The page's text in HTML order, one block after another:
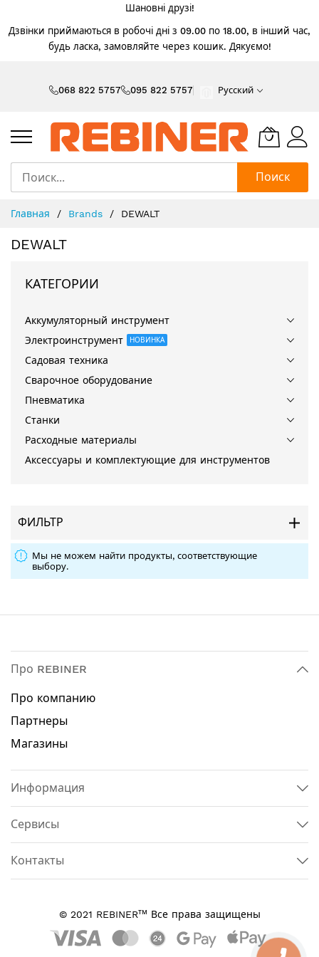
Шановні друзі!
Дзвінки приймаються в робочі дні з 09.00 по 18.00, в інший час,
будь ласка, замовляйте через кошик. Дякуємо!
068 822 5757 095 822 5757 Русский
Поиск
Главная Brands DEWALT
DEWALT
ФИЛЬТР
Мы не можем найти продукты, соответствующие
выбору.
КАТЕГОРИИ
Аккумуляторный инструмент
Электроинструмент
НОВИНКА
Садовая техника
Сварочное оборудование
Пневматика
Станки
Расходные материалы
Аксессуары и комплектующие для инструментов
Про REBINER
Про компанию
Партнеры
Магазины
Информация
Сервисы
Контакты
© 2021 REBINERтм Все права защищены